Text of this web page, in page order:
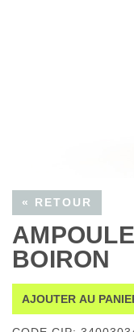
« RETOUR
BOIRON
AJOUTER AU